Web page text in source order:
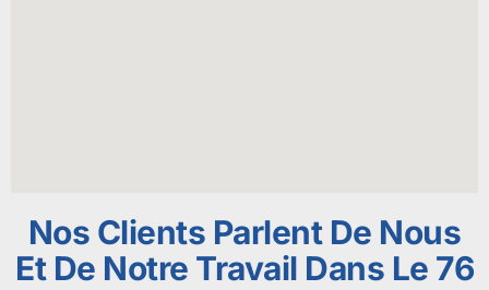
Nos Clients Parlent De Nous
Et De Notre Travail Dans Le 76